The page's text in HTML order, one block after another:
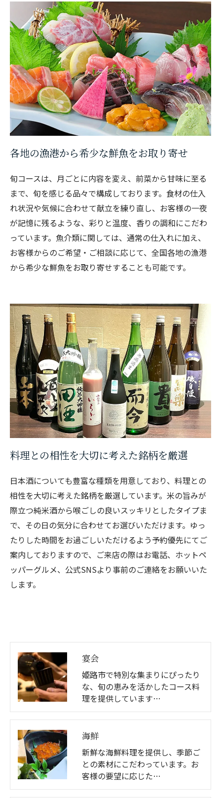
各地の漁港から希少な鮮魚をお取り寄せ
旬コースは、月ごとに内容を変え、前菜から甘味に至る
まで、旬を感じる品々で構成しております。食材の仕入
れ状況や気候に合わせて献立を練り直し、お客様の一夜
が記憶に残るような、彩りと温度、香りの調和にこだわ
っています。魚介類に関しては、通常の仕入れに加え、
お客様からのご希望・ご相談に応じて、全国各地の漁港
から希少な鮮魚をお取り寄せすることも可能です。
料理との相性を大切に考えた銘柄を厳選
日本酒についても豊富な種類を用意しており、料理との
相性を大切に考えた銘柄を厳選しています。米の旨みが
際立つ純米酒から喉ごしの良いスッキリとしたタイプま
で、その日の気分に合わせてお選びいただけます。ゆっ
たりした時間をお過ごしいただけるよう予約優先にてご
案内しておりますので、ご来店の際はお電話、ホットペ
ッパーグルメ、公式SNSより事前のご連絡をお願いいた
します。
宴会
姫路市で特別な集まりにぴったり
な、旬の恵みを活かしたコース料
理を提供しています…
海鮮
新鮮な海鮮料理を提供し、季節ご
との素材にこだわっています。お
客様の要望に応じた…
お問い合わせはこちら